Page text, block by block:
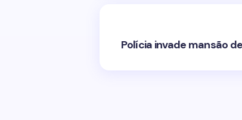
Polícia invade mansão